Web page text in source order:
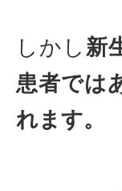
しかし 新
患者では
れます。